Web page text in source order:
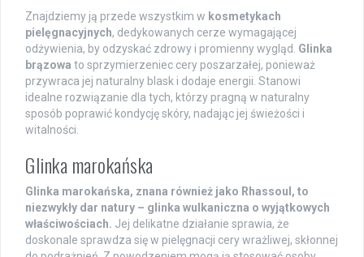
Znajdziemy ją przede wszystkim w kosmetykach
pielęgnacyjnych, dedykowanych cerze wymagającej
odżywienia, by odzyskać zdrowy i promienny wygląd. Glinka
brązowa to sprzymierzeniec cery poszarzałej, ponieważ
przywraca jej naturalny blask i dodaje energii. Stanowi
idealne rozwiązanie dla tych, którzy pragną w naturalny
sposób poprawić kondycję skóry, nadając jej świeżości i
witalności.
Glinka marokańska
Glinka marokańska, znana również jako Rhassoul, to
niezwykły dar natury – glinka wulkaniczna o wyjątkowych
właściwościach. Jej delikatne działanie sprawia, że
doskonale sprawdza się w pielęgnacji cery wrażliwej, skłonnej